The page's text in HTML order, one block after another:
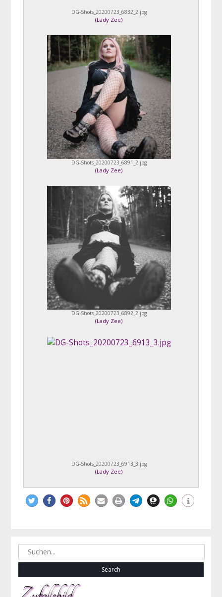
DG-Shots_20200723_6832_2.jpg
(Lady Zee)
DG-Shots_20200723_6891_2.jpg
(Lady Zee)
DG-Shots_20200723_6892_2.jpg
(Lady Zee)
DG-Shots_20200723_6913_3.jpg
(Lady Zee)
Search
for: